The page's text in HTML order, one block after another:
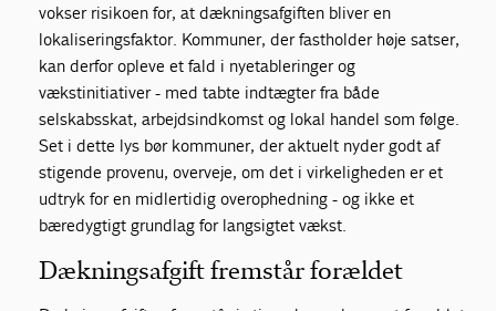
vokser risikoen for, at dækningsafgiften bliver en
lokaliseringsfaktor. Kommuner, der fastholder høje satser,
kan derfor opleve et fald i nyetableringer og
vækstinitiativer - med tabte indtægter fra både
selskabsskat, arbejdsindkomst og lokal handel som følge.
Set i dette lys bør kommuner, der aktuelt nyder godt af
stigende provenu, overveje, om det i virkeligheden er et
udtryk for en midlertidig overophedning - og ikke et
bæredygtigt grundlag for langsigtet vækst.
Dækningsafgift fremstår forældet